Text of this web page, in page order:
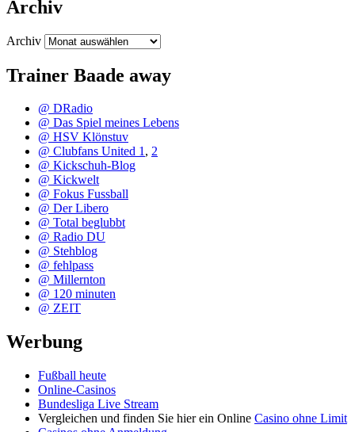
Archiv
Archiv
Trainer Baade away
@ DRadio
@ Das Spiel meines Lebens
@ HSV Klönstuv
@ Clubfans United 1, 2
@ Kickschuh-Blog
@ Kickwelt
@ Fokus Fussball
@ Der Libero
@ Total beglubbt
@ Radio DU
@ Stehblog
@ fehlpass
@ Millernton
@ 120 minuten
@ ZEIT
Werbung
Fußball heute
Online-Casinos
Bundesliga Live Stream
Vergleichen und finden Sie hier ein Online Casino ohne Limit